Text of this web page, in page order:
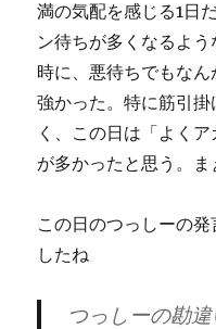
満の気配を感じる1日
ン待ちが多くなるよ
時に、悪待ちでもな
強かった。特に筋引
く、この日は「よく
が多かったと思う。ま
この日のつっしーの
したね
つっしーの勘